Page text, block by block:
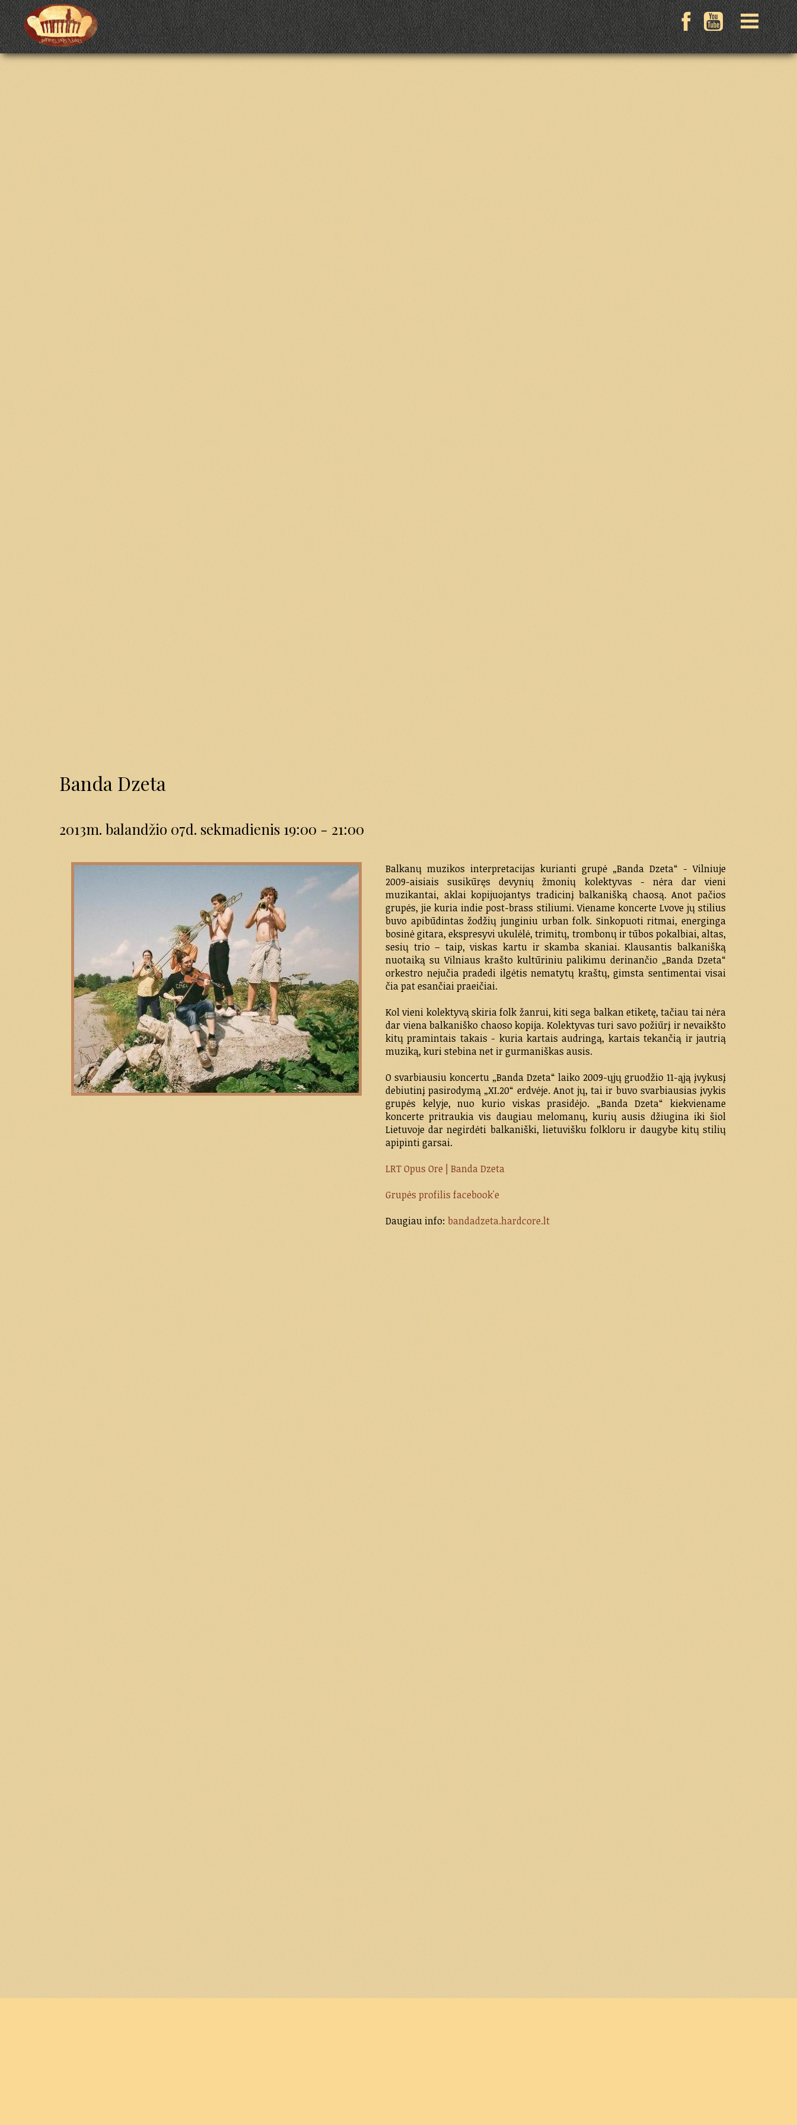
Banda Dzeta
2013m. balandžio 07d. sekmadienis 19:00 - 21:00
Balkanų muzikos interpretacijas kurianti grupė „Banda Dzeta“ - Vilniuje
2009-aisiais susikūręs devynių žmonių kolektyvas - nėra dar vieni
muzikantai, aklai kopijuojantys tradicinį balkanišką chaosą. Anot pačios
grupės, jie kuria indie post-brass stiliumi. Viename koncerte Lvove jų stilius
buvo apibūdintas žodžių junginiu urban folk. Sinkopuoti ritmai, energinga
bosinė gitara, ekspresyvi ukulėlė, trimitų, trombonų ir tūbos pokalbiai, altas,
sesių trio – taip, viskas kartu ir skamba skaniai. Klausantis balkanišką
nuotaiką su Vilniaus krašto kultūriniu palikimu derinančio „Banda Dzeta“
orkestro nejučia pradedi ilgėtis nematytų kraštų, gimsta sentimentai visai
čia pat esančiai praeičiai.
Kol vieni kolektyvą skiria folk žanrui, kiti sega balkan etiketę, tačiau tai nėra
dar viena balkaniško chaoso kopija. Kolektyvas turi savo požiūrį ir nevaikšto
kitų pramintais takais - kuria kartais audringą, kartais tekančią ir jautrią
muziką, kuri stebina net ir gurmaniškas ausis.
O svarbiausiu koncertu „Banda Dzeta“ laiko 2009-ųjų gruodžio 11-ąją įvykusį
debiutinį pasirodymą „XI.20“ erdvėje. Anot jų, tai ir buvo svarbiausias įvykis
grupės kelyje, nuo kurio viskas prasidėjo. „Banda Dzeta“ kiekviename
koncerte pritraukia vis daugiau melomanų, kurių ausis džiugina iki šiol
Lietuvoje dar negirdėti balkaniški, lietuvišku folkloru ir daugybe kitų stilių
apipinti garsai.
LRT Opus Ore | Banda Dzeta
Grupės profilis facebook'e
Daugiau info: bandadzeta.hardcore.lt